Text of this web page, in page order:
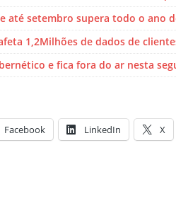
até setembro supera todo o ano
1,2Milhões de dados de
e fica fora do ar nesta
Facebook LinkedIn X